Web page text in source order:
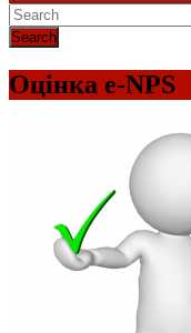
Оцінка e-NPS